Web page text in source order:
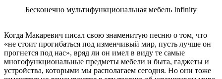
Бесконечно мультифункциональная мебель Infinity
Когда Макаревич писал свою знаменитую песню о том, что
«не стоит прогибаться под изменчивый мир, пусть лучше он
прогнется под нас», вряд ли он имел в виду те самые
многофункциональные предметы мебели и быта, гаджеты и
устройства, которыми мы располагаем сегодня. Но они тоже